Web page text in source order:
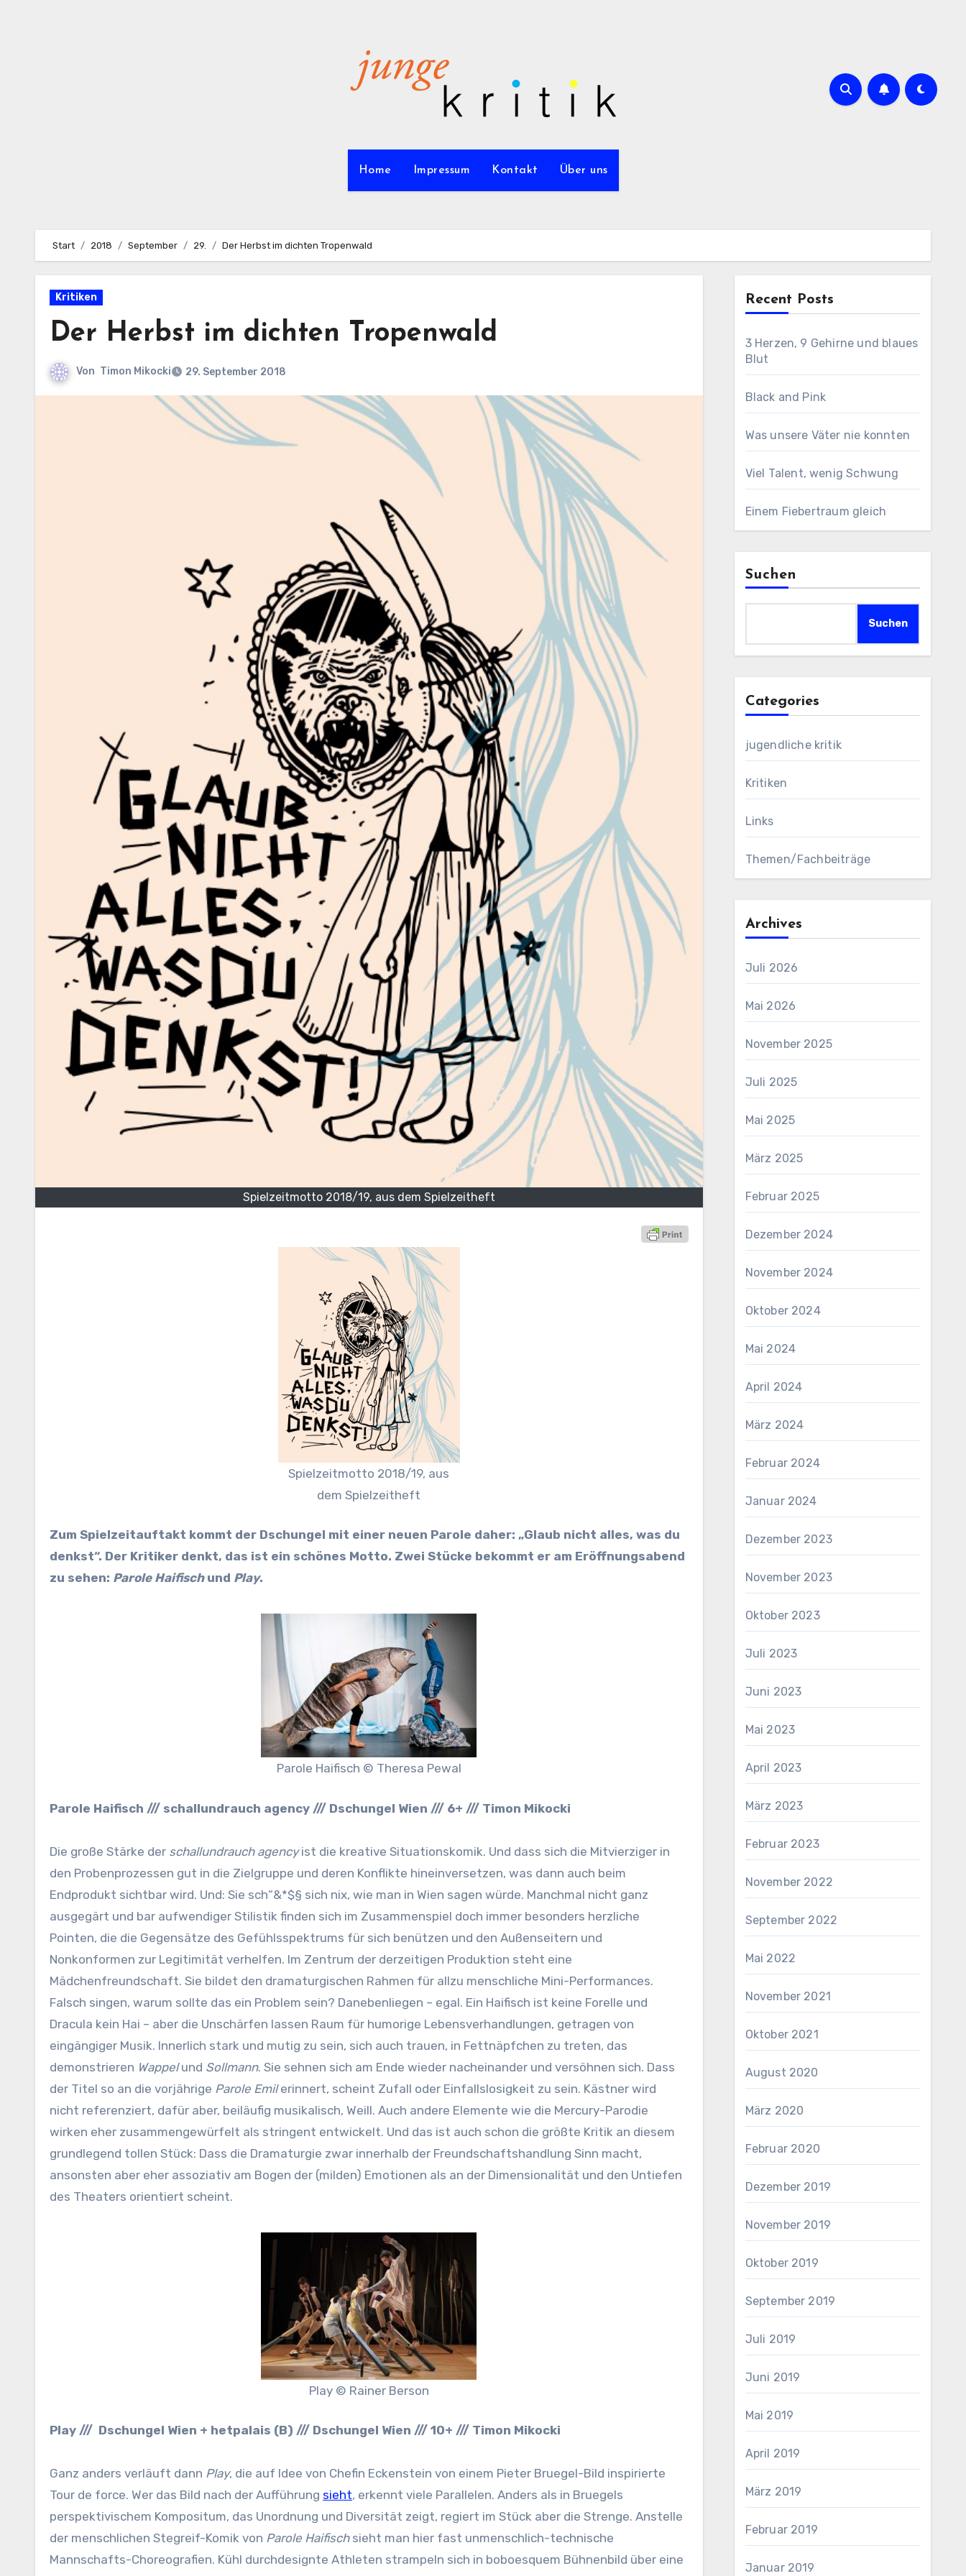
Home Impressum Kontakt Über uns
Start 2018 September 29. Der Herbst im dichten Tropenwald
Kritiken
Der Herbst im dichten Tropenwald
Von Timon Mikocki 29. September 2018
Spielzeitmotto 2018/19, aus dem Spielzeitheft
Spielzeitmotto 2018/19, aus
dem Spielzeitheft
Zum Spielzeitauftakt kommt der Dschungel mit einer neuen Parole daher: „Glaub nicht alles, was du
denkst“. Der Kritiker denkt, das ist ein schönes Motto. Zwei Stücke bekommt er am Eröffnungsabend
zu sehen: Parole Haifischund Play.
Parole Haifisch © Theresa Pewal
Parole Haifisch /// schallundrauch agency /// Dschungel Wien /// 6+ /// Timon Mikocki
Die große Stärke der schallundrauch agencyist die kreative Situationskomik. Und dass sich die Mitvierziger in
den Probenprozessen gut in die Zielgruppe und deren Konflikte hineinversetzen, was dann auch beim
Endprodukt sichtbar wird. Und: Sie sch“&*$§ sich nix, wie man in Wien sagen würde. Manchmal nicht ganz
ausgegärt und bar aufwendiger Stilistik finden sich im Zusammenspiel doch immer besonders herzliche
Pointen, die die Gegensätze des Gefühlsspektrums für sich benützen und den Außenseitern und
Nonkonformen zur Legitimität verhelfen. Im Zentrum der derzeitigen Produktion steht eine
Mädchenfreundschaft. Sie bildet den dramaturgischen Rahmen für allzu menschliche Mini-Performances.
Falsch singen, warum sollte das ein Problem sein? Danebenliegen – egal. Ein Haifisch ist keine Forelle und
Dracula kein Hai – aber die Unschärfen lassen Raum für humorige Lebensverhandlungen, getragen von
eingängiger Musik. Innerlich stark und mutig zu sein, sich auch trauen, in Fettnäpfchen zu treten, das
demonstrieren Wappelund Sollmann. Sie sehnen sich am Ende wieder nacheinander und versöhnen sich. Dass
der Titel so an die vorjährige Parole Emilerinnert, scheint Zufall oder Einfallslosigkeit zu sein. Kästner wird
nicht referenziert, dafür aber, beiläufig musikalisch, Weill. Auch andere Elemente wie die Mercury-Parodie
wirken eher zusammengewürfelt als stringent entwickelt. Und das ist auch schon die größte Kritik an diesem
grundlegend tollen Stück: Dass die Dramaturgie zwar innerhalb der Freundschaftshandlung Sinn macht,
ansonsten aber eher assoziativ am Bogen der (milden) Emotionen als an der Dimensionalität und den Untiefen
des Theaters orientiert scheint.
Play © Rainer Berson
Play /// Dschungel Wien + hetpalais (B) /// Dschungel Wien /// 10+ /// Timon Mikocki
Ganz anders verläuft dann Play, die auf Idee von Chefin Eckenstein von einem Pieter Bruegel-Bild inspirierte
Tour de force. Wer das Bild nach der Aufführung sieht, erkennt viele Parallelen. Anders als in Bruegels
perspektivischem Kompositum, das Unordnung und Diversität zeigt, regiert im Stück aber die Strenge. Anstelle
der menschlichen Stegreif-Komik von Parole Haifischsieht man hier fast unmenschlich-technische
Mannschafts-Choreografien. Kühl durchdesignte Athleten strampeln sich in boboesquem Bühnenbild über eine
Recent Posts
3 Herzen, 9 Gehirne und blaues
Blut
Black and Pink
Was unsere Väter nie konnten
Viel Talent, wenig Schwung
Einem Fiebertraum gleich
Suchen
Suchen
Categories
jugendliche kritik
Kritiken
Links
Themen/Fachbeiträge
Archives
Juli 2026
Mai 2026
November 2025
Juli 2025
Mai 2025
März 2025
Februar 2025
Dezember 2024
November 2024
Oktober 2024
Mai 2024
April 2024
März 2024
Februar 2024
Januar 2024
Dezember 2023
November 2023
Oktober 2023
Juli 2023
Juni 2023
Mai 2023
April 2023
März 2023
Februar 2023
November 2022
September 2022
Mai 2022
November 2021
Oktober 2021
August 2020
März 2020
Februar 2020
Dezember 2019
November 2019
Oktober 2019
September 2019
Juli 2019
Juni 2019
Mai 2019
April 2019
März 2019
Februar 2019
Januar 2019